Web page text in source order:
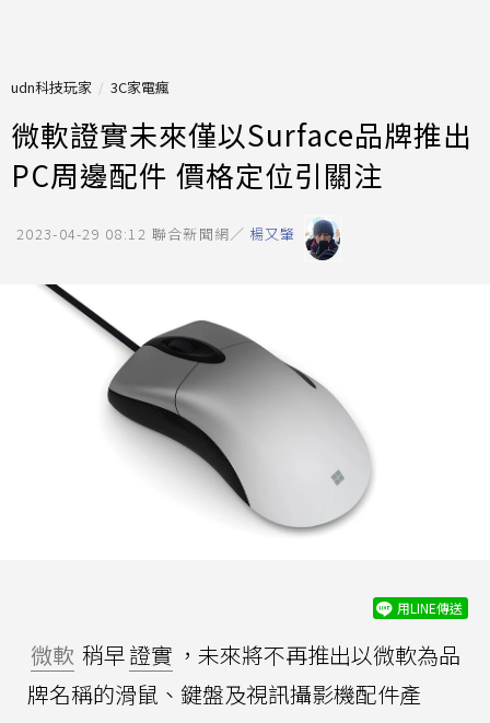
udn科技玩家 3C家電瘋
微軟證實未來僅以Surface品牌推出
PC周邊配件 價格定位引關注
2023-04-29 08:12 聯合新聞網／ 楊又肇
用LINE傳送
微軟 稍早證實 ，未來將不再推出以微軟為品
牌名稱的滑鼠、鍵盤及視訊攝影機配件產